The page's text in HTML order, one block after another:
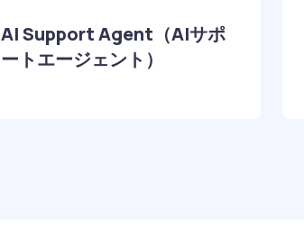
AI Support Agent（AIサポ
ートエージェント）